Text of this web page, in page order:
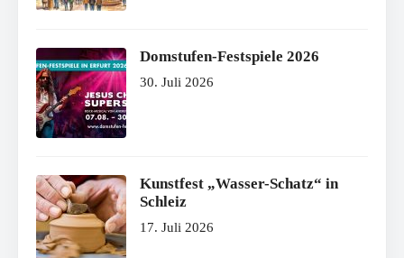
Domstufen-Festspiele 2026
30. Juli 2026
Kunstfest „Wasser-Schatz“ in
Schleiz
17. Juli 2026